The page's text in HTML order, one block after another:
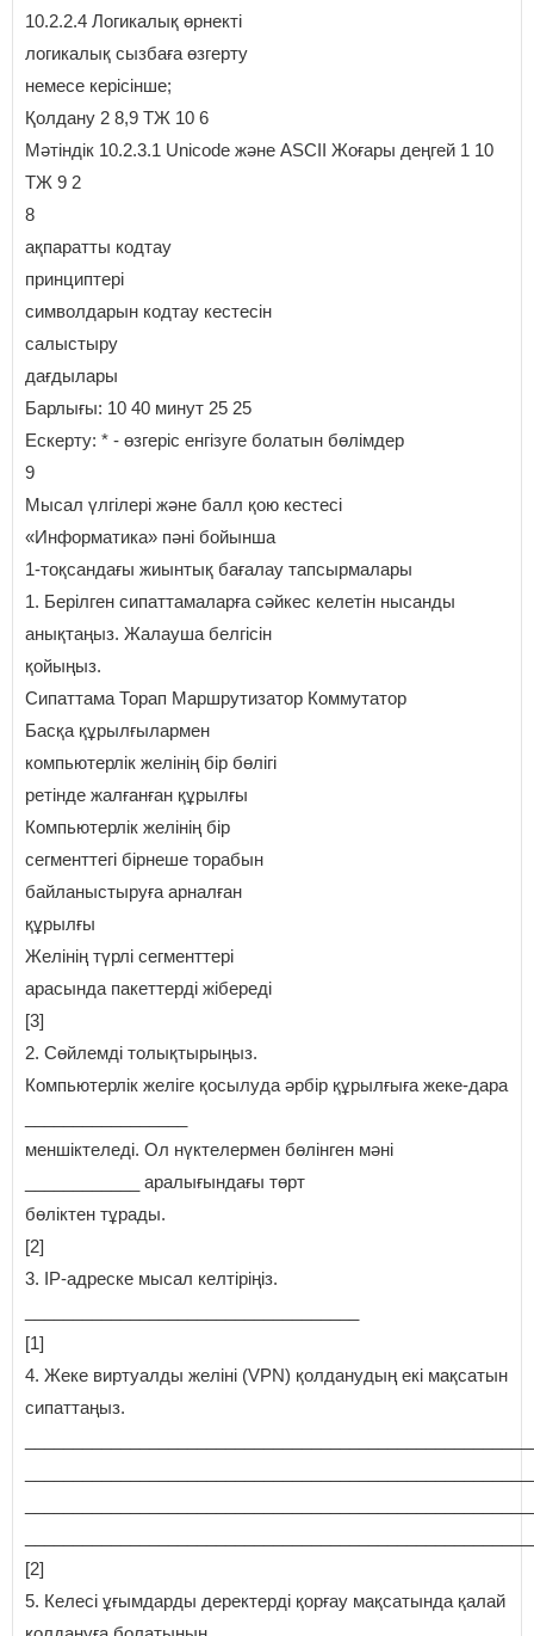
10.2.2.4 Логикалық өрнекті
логикалық сызбаға өзгерту
немесе керісінше;
Қолдану 2 8,9 ТЖ 10 6
Мәтіндік 10.2.3.1 Unicode және ASCII Жоғары деңгей 1 10
ТЖ 9 2
8
ақпаратты кодтау
принциптері
символдарын кодтау кестесін
салыстыру
дағдылары
Барлығы: 10 40 минут 25 25
Ескерту: * - өзгеріс енгізуге болатын бөлімдер
9
Мысал үлгілері және балл қою кестесі
«Информатика» пәні бойынша
1-тоқсандағы жиынтық бағалау тапсырмалары
1. Берілген сипаттамаларға сәйкес келетін нысанды
анықтаңыз. Жалауша белгісін
қойыңыз.
Сипаттама Торап Маршрутизатор Коммутатор
Басқа құрылғылармен
компьютерлік желінің бір бөлігі
ретінде жалғанған құрылғы
Компьютерлік желінің бір
сегменттегі бірнеше торабын
байланыстыруға арналған
құрылғы
Желінің түрлі сегменттері
арасында пакеттерді жібереді
[3]
2. Сөйлемді толықтырыңыз.
Компьютерлік желіге қосылуда әрбір құрылғыға жеке-дара
меншіктеледі. Ол нүктелермен бөлінген мәні
____________ аралығындағы төрт
бөліктен тұрады.
[2]
3. IP-адреске мысал келтіріңіз.
[1]
4. Жеке виртуалды желіні (VPN) қолданудың екі мақсатын
сипаттаңыз.
[2]
5. Келесі ұғымдарды деректерді қорғау мақсатында қалай